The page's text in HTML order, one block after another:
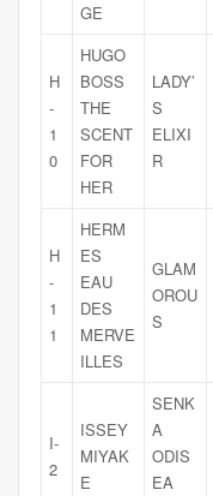
GE
H
-
1
0
HUGO
BOSS
THE
SCENT
FOR
HER
LADY’
S
ELIXI
R
H
-
1
1
HERM
ES
EAU
DES
MERVE
ILLES
GLAM
OROU
S
I-
2
ISSEY
MIYAK
E
SENK
A
ODIS
EA